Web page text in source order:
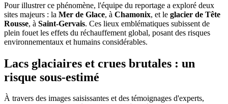
Pour illustrer ce phénomène, l'équipe du reportage a exploré deux
sites majeurs : la Mer de Glace, à Chamonix, et le glacier de Tête
Rousse, à Saint-Gervais. Ces lieux emblématiques subissent de
plein fouet les effets du réchauffement global, posant des risques
environnementaux et humains considérables.
Lacs glaciaires et crues brutales : un
risque sous-estimé
À travers des images saisissantes et des témoignages d'experts,